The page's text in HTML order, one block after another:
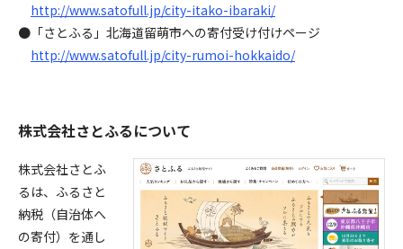
http://www.satofull.jp/city-itako-ibaraki/
●「さとふる」北海道留萌市への寄付受け付けページ
http://www.satofull.jp/city-rumoi-hokkaido/
株式会社さとふるについて
株式会社さとふ
るは、ふるさと
納税（自治体へ
の寄付）を通し